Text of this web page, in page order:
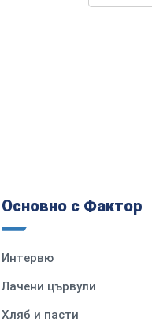
Основно с Фактор
Интервю
Лачени цървули
Хляб и пасти